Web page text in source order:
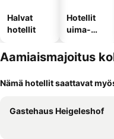
Halvat
hotellit
Hotellit
uima-
Aamiaismajoitus
Nämä hotellit saattavat
Gastehaus Heigeleshof